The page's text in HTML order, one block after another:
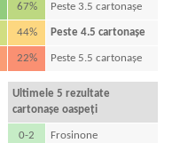
67% Peste 3.5 cartonașe
44% Peste 4.5 cartonașe
22% Peste 5.5 cartonașe
Ultimele 5 rezultate
cartonașe oaspeți
0-2 Frosinone